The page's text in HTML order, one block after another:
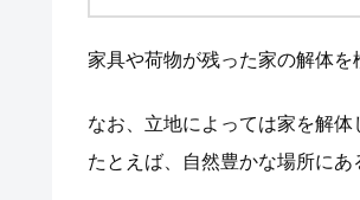
家具や荷物が残った家の解体を
なお、立地によっては家を解体
たとえば、自然豊かな場所に